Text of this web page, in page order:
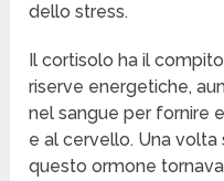
dello stress.
Il cortisolo ha il
riserve energetiche,
nel sangue per fornire
e al cervello. Una volta
questo ormone